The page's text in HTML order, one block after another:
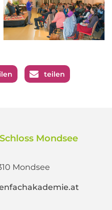
teilen
Mondsee
Mondsee